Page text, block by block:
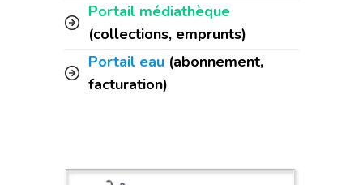
Portail médiathèque
(collections, emprunts)
Portail eau (abonnement,
facturation)